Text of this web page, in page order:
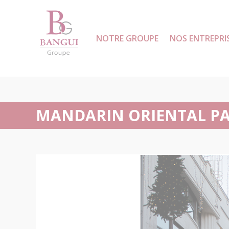
NOTRE GROUPE NOS
MANDARIN ORIENTAL